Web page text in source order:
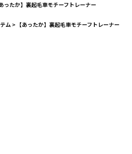
あったか】裏起毛車モチーフトレーナー
ム > 【あったか】裏起毛車モチーフトレーナー